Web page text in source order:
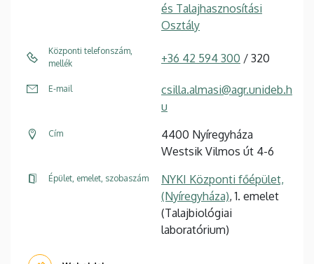
és Talajhasznosítási
Osztály
Központi telefonszám,
mellék
+36 42 594 300 / 320
E-mail
csilla.almasi@agr.unideb.h
u
Cím
4400 Nyíregyháza
Westsik Vilmos út 4-6
Épület, emelet, szobaszám
NYKI Központi főépület,
(Nyíregyháza), 1. emelet
(Talajbiológiai
laboratórium)